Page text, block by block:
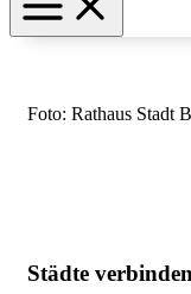
Foto: Rathaus Stadt
Städte